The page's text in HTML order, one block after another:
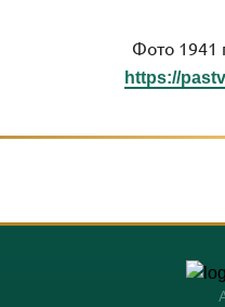
Фото 1941
https://